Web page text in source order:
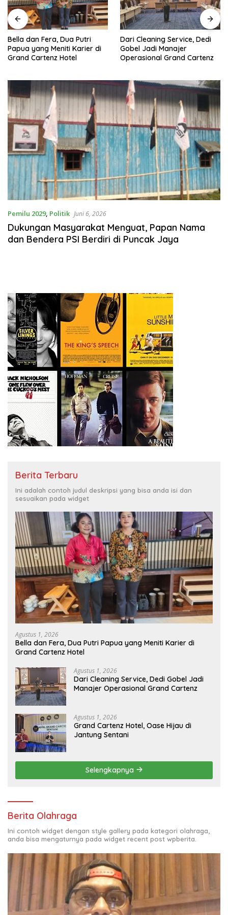
Bella dan Fera, Dua Putri
Papua yang Meniti Karier di
Grand Cartenz Hotel
Dari Cleaning Service, Dedi
Gobel Jadi Manajer
Operasional Grand Cartenz
Pemilu 2029, Politik Juni 6, 2026
Dukungan Masyarakat Menguat, Papan Nama
dan Bendera PSI Berdiri di Puncak Jaya
Berita Terbaru
Ini adalah contoh judul deskripsi yang bisa anda isi dan
sesuaikan pada widget
Agustus 1, 2026
Bella dan Fera, Dua Putri Papua yang Meniti Karier di
Grand Cartenz Hotel
Agustus 1, 2026
Dari Cleaning Service, Dedi Gobel Jadi
Manajer Operasional Grand Cartenz
Agustus 1, 2026
Grand Cartenz Hotel, Oase Hijau di
Jantung Sentani
Selengkapnya
Berita Olahraga
Ini contoh widget dengan style gallery pada kategori olahraga,
anda bisa mengaturnya pada widget recent post wpberita.